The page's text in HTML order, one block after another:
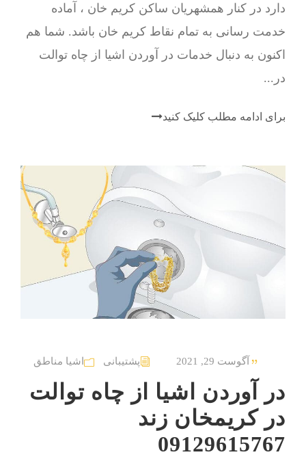
دارد در کنار همشهریان ساکن کریم خان ، آماده
خدمت رسانی به تمام نقاط کریم خان باشد. شما هم
اکنون به دنبال خدمات در آوردن اشیا از چاه توالت
در...
برای ادامه مطلب کلیک کنید
آگوست 29, 2021 پشتیبانی اشیا مناطق
در آوردن اشیا از چاه توالت
در کریمخان زند
09129615767